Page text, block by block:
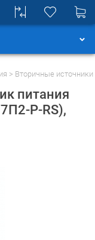
Вторичные источники
питания
Р-RS),